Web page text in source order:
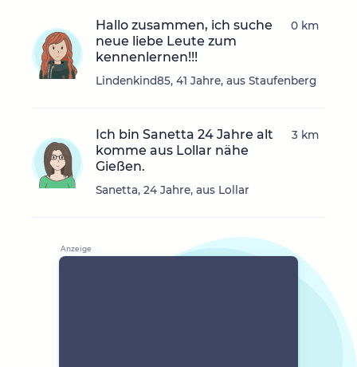
Hallo zusammen, ich suche
neue liebe Leute zum
kennenlernen!!!
Lindenkind85, 41 Jahre, aus Staufenberg
0 km
Ich bin Sanetta 24 Jahre alt
komme aus Lollar nähe
Gießen.
Sanetta, 24 Jahre, aus Lollar
3 km